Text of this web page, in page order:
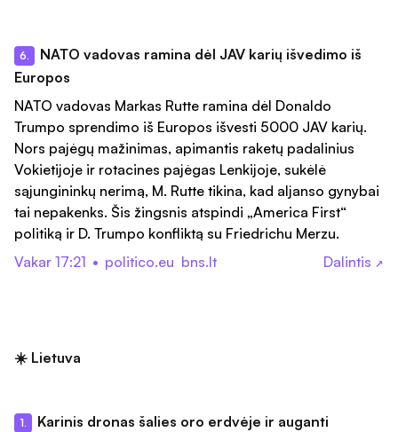
6.
NATO vadovas ramina dėl JAV karių išvedimo iš
Europos
NATO vadovas Markas Rutte ramina dėl Donaldo
Trumpo sprendimo iš Europos išvesti 5000 JAV karių.
Nors pajėgų mažinimas, apimantis raketų padalinius
Vokietijoje ir rotacines pajėgas Lenkijoje, sukėlė
sąjungininkų nerimą, M. Rutte tikina, kad aljanso gynybai
tai nepakenks. Šis žingsnis atspindi „America First“
politiką ir D. Trumpo konfliktą su Friedrichu Merzu.
Vakar 17:21 • politico.eu bns.lt Dalintis ↗
☀️ Lietuva
1.
Karinis dronas šalies oro erdvėje ir auganti